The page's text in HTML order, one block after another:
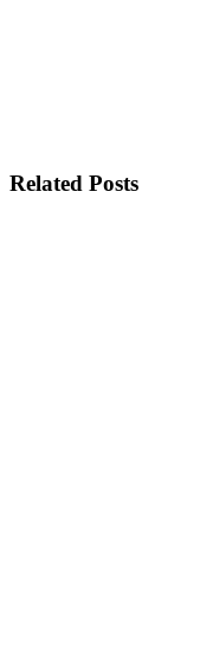
Related Posts